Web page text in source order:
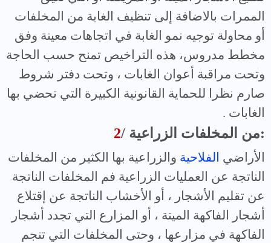
الممرات بالاضافة إلى تنظيف الغابة من المخلفات
أو محاولة توجيه نمو الغابة في اتجاهات معينة وفق
مخطط مدروس، هذه التراخيص تمنح حسب الحاجة
وتحت مراقبة أعوان الغابات ، وتحت دفتر شروط
صارم نظرا للحماية القانونية الكبيرة التي تحضي بها
الغابات .
2 / من المخلفات الزراعية:
الأراضي الفلاحية والزراعية بها الكثير من المخلفات
الناتجة عن العمليات الزراعية فم المخلفات الناتجة
عن تقليم الأشجار ، أو الأخشاب الناتجة عن إقتلاع
أشجار الفاكهة الميتة ، أو المزارع التي تجدد أشجار
الفاكهة في مزارعها ، وحتى المخلفات التي تنجم